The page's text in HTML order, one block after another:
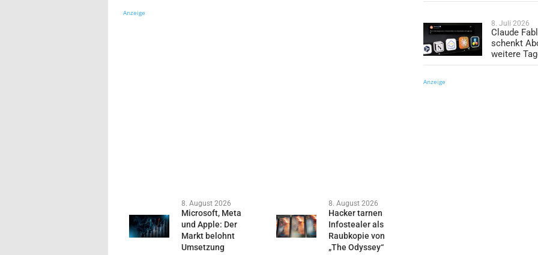
Anzeige
8. August 2026
Microsoft, Meta
und Apple: Der
Markt belohnt
Umsetzung
8. August 2026
Hacker tarnen
Infostealer als
Raubkopie von
„The Odyssey“
8. Juli 2026
Claude
schenkt
weitere
Anzeige